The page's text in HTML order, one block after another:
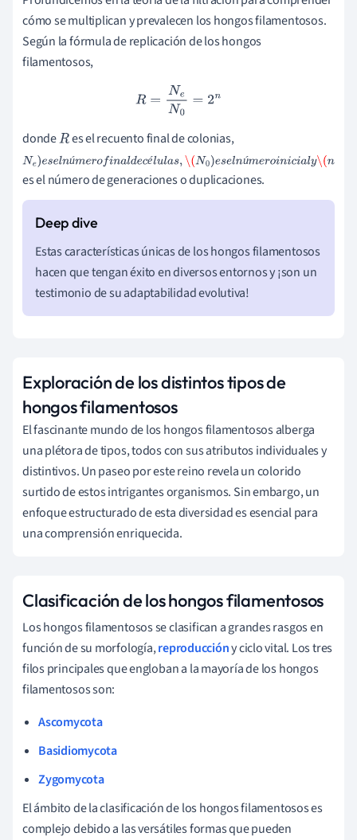
cómo se multiplican y prevalecen los hongos filamentosos.
Según la fórmula de replicación de los hongos
filamentosos,
R= NeN0 =2n
dondeR es el recuento final de colonias,
ú é ú
Ne)eselnúmerofinaldecélulas,\(N0)eselnúmeroinicialy\(n
es el número de generaciones o duplicaciones.
Estas características únicas de los hongos filamentosos
hacen que tengan éxito en diversos entornos y ¡son un
testimonio de su adaptabilidad evolutiva!
Exploración de los distintos tipos de
hongos filamentosos
El fascinante mundo de los hongos filamentosos alberga
una plétora de tipos, todos con sus atributos individuales y
distintivos. Un paseo por este reino revela un colorido
surtido de estos intrigantes organismos. Sin embargo, un
enfoque estructurado de esta diversidad es esencial para
una comprensión enriquecida.
Clasificación de los hongos filamentosos
Los hongos filamentosos se clasifican a grandes rasgos en
función de su morfología,reproduccióny ciclo vital. Los tres
filos principales que engloban a la mayoría de los hongos
filamentosos son:
Ascomycota
Basidiomycota
Zygomycota
El ámbito de la clasificación de los hongos filamentosos es
complejo debido a las versátiles formas que pueden